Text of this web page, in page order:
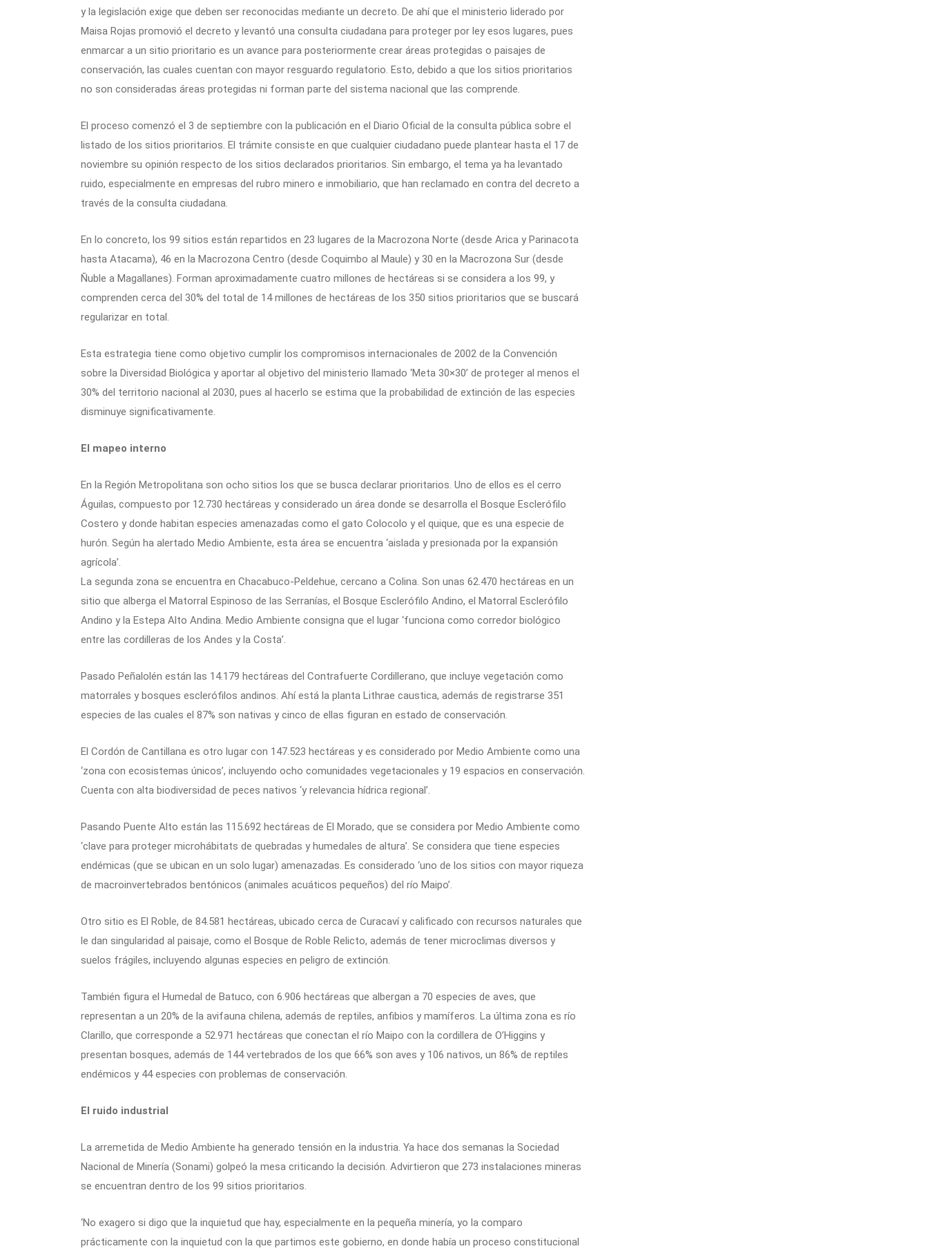
y la legislación exige que deben ser reconocidas mediante un decreto. De ahí que el ministerio liderado por
Maisa Rojas promovió el decreto y levantó una consulta ciudadana para proteger por ley esos lugares, pues
enmarcar a un sitio prioritario es un avance para posteriormente crear áreas protegidas o paisajes de
conservación, las cuales cuentan con mayor resguardo regulatorio. Esto, debido a que los sitios prioritarios
no son consideradas áreas protegidas ni forman parte del sistema nacional que las comprende.
El proceso comenzó el 3 de septiembre con la publicación en el Diario Oficial de la consulta pública sobre el
listado de los sitios prioritarios. El trámite consiste en que cualquier ciudadano puede plantear hasta el 17 de
noviembre su opinión respecto de los sitios declarados prioritarios. Sin embargo, el tema ya ha levantado
ruido, especialmente en empresas del rubro minero e inmobiliario, que han reclamado en contra del decreto a
través de la consulta ciudadana.
En lo concreto, los 99 sitios están repartidos en 23 lugares de la Macrozona Norte (desde Arica y Parinacota
hasta Atacama), 46 en la Macrozona Centro (desde Coquimbo al Maule) y 30 en la Macrozona Sur (desde
Ñuble a Magallanes). Forman aproximadamente cuatro millones de hectáreas si se considera a los 99, y
comprenden cerca del 30% del total de 14 millones de hectáreas de los 350 sitios prioritarios que se buscará
regularizar en total.
Esta estrategia tiene como objetivo cumplir los compromisos internacionales de 2002 de la Convención
sobre la Diversidad Biológica y aportar al objetivo del ministerio llamado ‘Meta 30×30’ de proteger al menos el
30% del territorio nacional al 2030, pues al hacerlo se estima que la probabilidad de extinción de las especies
disminuye significativamente.
El mapeo interno
En la Región Metropolitana son ocho sitios los que se busca declarar prioritarios. Uno de ellos es el cerro
Águilas, compuesto por 12.730 hectáreas y considerado un área donde se desarrolla el Bosque Esclerófilo
Costero y donde habitan especies amenazadas como el gato Colocolo y el quique, que es una especie de
hurón. Según ha alertado Medio Ambiente, esta área se encuentra ‘aislada y presionada por la expansión
agrícola’.
La segunda zona se encuentra en Chacabuco-Peldehue, cercano a Colina. Son unas 62.470 hectáreas en un
sitio que alberga el Matorral Espinoso de las Serranías, el Bosque Esclerófilo Andino, el Matorral Esclerófilo
Andino y la Estepa Alto Andina. Medio Ambiente consigna que el lugar ‘funciona como corredor biológico
entre las cordilleras de los Andes y la Costa’.
Pasado Peñalolén están las 14.179 hectáreas del Contrafuerte Cordillerano, que incluye vegetación como
matorrales y bosques esclerófilos andinos. Ahí está la planta Lithrae caustica, además de registrarse 351
especies de las cuales el 87% son nativas y cinco de ellas figuran en estado de conservación.
El Cordón de Cantillana es otro lugar con 147.523 hectáreas y es considerado por Medio Ambiente como una
‘zona con ecosistemas únicos’, incluyendo ocho comunidades vegetacionales y 19 espacios en conservación.
Cuenta con alta biodiversidad de peces nativos ‘y relevancia hídrica regional’.
Pasando Puente Alto están las 115.692 hectáreas de El Morado, que se considera por Medio Ambiente como
‘clave para proteger microhábitats de quebradas y humedales de altura’. Se considera que tiene especies
endémicas (que se ubican en un solo lugar) amenazadas. Es considerado ‘uno de los sitios con mayor riqueza
de macroinvertebrados bentónicos (animales acuáticos pequeños) del río Maipo’.
Otro sitio es El Roble, de 84.581 hectáreas, ubicado cerca de Curacaví y calificado con recursos naturales que
le dan singularidad al paisaje, como el Bosque de Roble Relicto, además de tener microclimas diversos y
suelos frágiles, incluyendo algunas especies en peligro de extinción.
También figura el Humedal de Batuco, con 6.906 hectáreas que albergan a 70 especies de aves, que
representan a un 20% de la avifauna chilena, además de reptiles, anfibios y mamíferos. La última zona es río
Clarillo, que corresponde a 52.971 hectáreas que conectan el río Maipo con la cordillera de O’Higgins y
presentan bosques, además de 144 vertebrados de los que 66% son aves y 106 nativos, un 86% de reptiles
endémicos y 44 especies con problemas de conservación.
El ruido industrial
La arremetida de Medio Ambiente ha generado tensión en la industria. Ya hace dos semanas la Sociedad
Nacional de Minería (Sonami) golpeó la mesa criticando la decisión. Advirtieron que 273 instalaciones mineras
se encuentran dentro de los 99 sitios prioritarios.
‘No exagero si digo que la inquietud que hay, especialmente en la pequeña minería, yo la comparo
prácticamente con la inquietud con la que partimos este gobierno, en donde había un proceso constitucional